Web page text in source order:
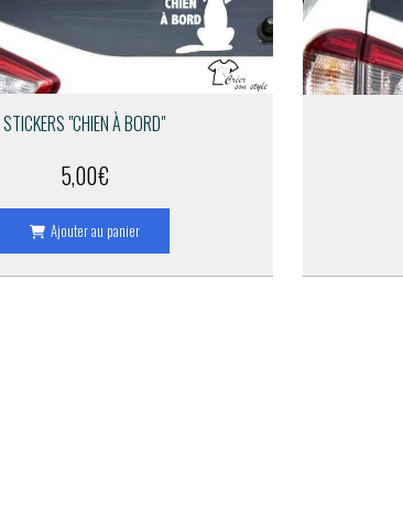
STICKERS "CHIEN À BORD"
5,00€
Ajouter au panier